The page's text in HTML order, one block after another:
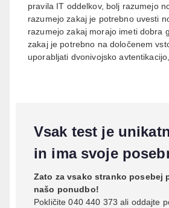
pravila IT oddelkov, bolj razumejo
razumejo zakaj je potrebno uvesti
razumejo zakaj morajo imeti dobra
zakaj je potrebno na določenem
uporabljati dvonivojsko avtentikacijo,
Vsak test je
in ima svoje
Zato za vsako stranko posebej
našo ponudbo!
Pokličite 040 440 373 ali oddajte